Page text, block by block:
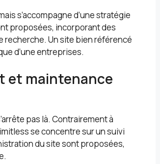
s’accompagne d’une stratégie
proposées, incorporant des
recherche. Un site bien référencé
d’une entreprises.
et maintenance
pas là. Contrairement à
se concentre sur un suivi
du site sont proposées,